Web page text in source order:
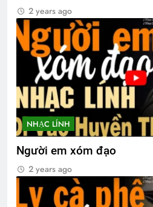
2 years ago
NHẠC LÍNH
Người em xóm đạo
2 years ago